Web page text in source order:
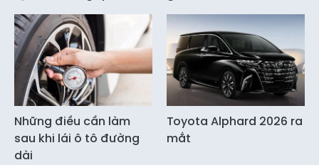
Những điều cần làm
sau khi lái ô tô đường
dài
Toyota Alphard 2026 ra
mắt